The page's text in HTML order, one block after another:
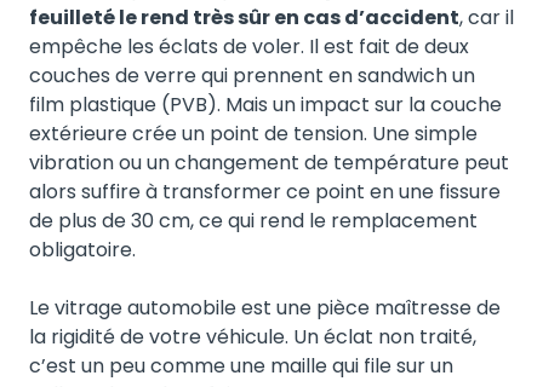
feuilleté le rend très sûr en cas d’accident, car il
empêche les éclats de voler. Il est fait de deux
couches de verre qui prennent en sandwich un
film plastique (PVB). Mais un impact sur la couche
extérieure crée un point de tension. Une simple
vibration ou un changement de température peut
alors suffire à transformer ce point en une fissure
de plus de 30 cm, ce qui rend le remplacement
obligatoire.
Le vitrage automobile est une pièce maîtresse de
la rigidité de votre véhicule. Un éclat non traité,
c’est un peu comme une maille qui file sur un